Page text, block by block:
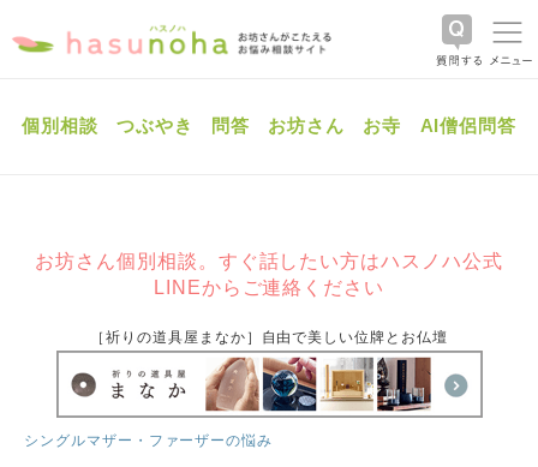
個別相談 つぶやき 問答 お坊さん お寺 AI僧侶問答
お坊さん個別相談。すぐ話したい方はハスノハ公式
LINEからご連絡ください
［祈りの道具屋まなか］自由で美しい位牌とお仏壇
シングルマザー・ファーザーの悩み